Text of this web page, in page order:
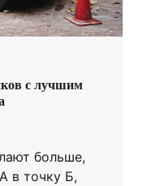
с лучшим
больше,
в точку Б,